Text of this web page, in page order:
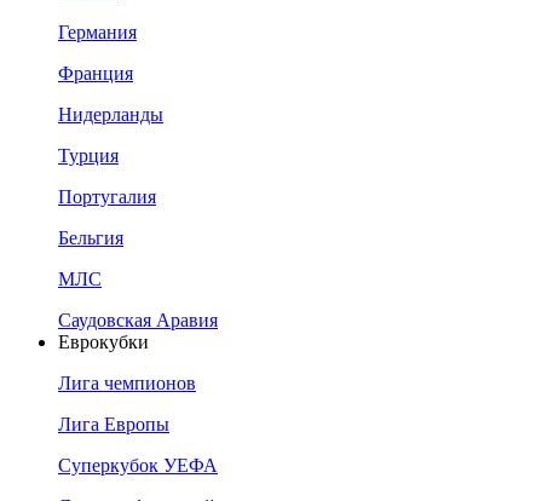
Германия
Франция
Нидерланды
Турция
Португалия
Бельгия
МЛС
Саудовская Аравия
Еврокубки
Лига чемпионов
Лига Европы
Суперкубок УЕФА